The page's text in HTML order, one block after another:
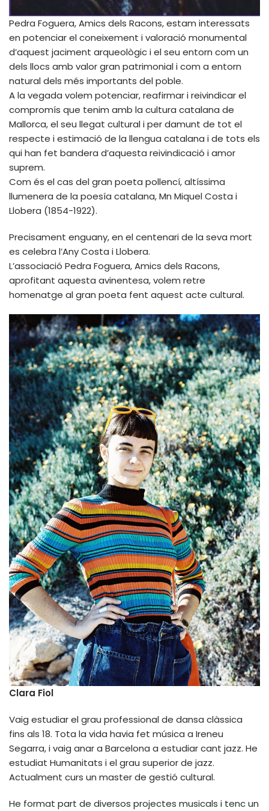
Pedra Foguera, Amics dels Racons, estam interessats
en potenciar el coneixement i valoració monumental
d’aquest jaciment arqueològic i el seu entorn com un
dels llocs amb valor gran patrimonial i com a entorn
natural dels més importants del poble.
A la vegada volem potenciar, reafirmar i reivindicar el
compromís que tenim amb la cultura catalana de
Mallorca, el seu llegat cultural i per damunt de tot el
respecte i estimació de la llengua catalana i de tots els
qui han fet bandera d’aquesta reivindicació i amor
suprem.
Com és el cas del gran poeta pollencí, altíssima
llumenera de la poesía catalana, Mn Miquel Costa i
Llobera (1854-1922).
Precisament enguany, en el centenari de la seva mort
es celebra l’Any Costa i Llobera.
L’associació Pedra Foguera, Amics dels Racons,
aprofitant aquesta avinentesa, volem retre
homenatge al gran poeta fent aquest acte cultural.
Clara Fiol
Vaig estudiar el grau professional de dansa clàssica
fins als 18. Tota la vida havia fet música a Ireneu
Segarra, i vaig anar a Barcelona a estudiar cant jazz. He
estudiat Humanitats i el grau superior de jazz.
Actualment curs un master de gestió cultural.
He format part de diversos projectes musicals i tenc un